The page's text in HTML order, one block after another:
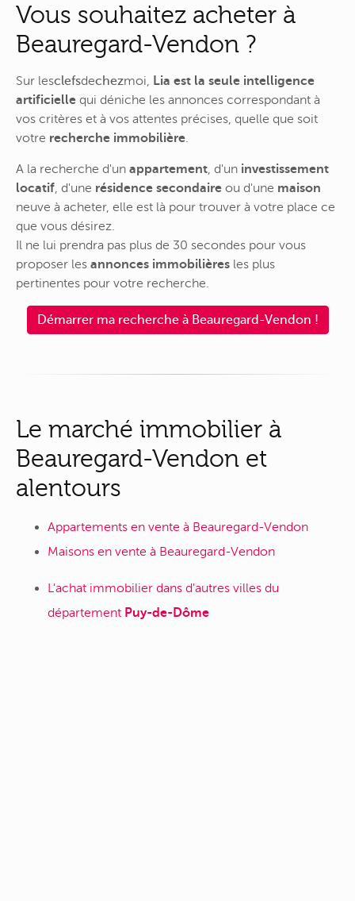
Vous souhaitez acheter à
Beauregard-Vendon ?
Sur lesclefsdechezmoi, Lia est la seule intelligence
artificielle qui déniche les annonces correspondant à
vos critères et à vos attentes précises, quelle que soit
votre recherche immobilière.
A la recherche d'un appartement, d'un investissement
locatif, d'une résidence secondaire ou d'une maison
neuve à acheter, elle est là pour trouver à votre place ce
que vous désirez.
Il ne lui prendra pas plus de 30 secondes pour vous
proposer les annonces immobilières les plus
pertinentes pour votre recherche.
Démarrer ma recherche à Beauregard-Vendon !
Le marché immobilier à
Beauregard-Vendon et
alentours
Appartements en vente à Beauregard-Vendon
Maisons en vente à Beauregard-Vendon
L'achat immobilier dans d'autres villes du
département Puy-de-Dôme